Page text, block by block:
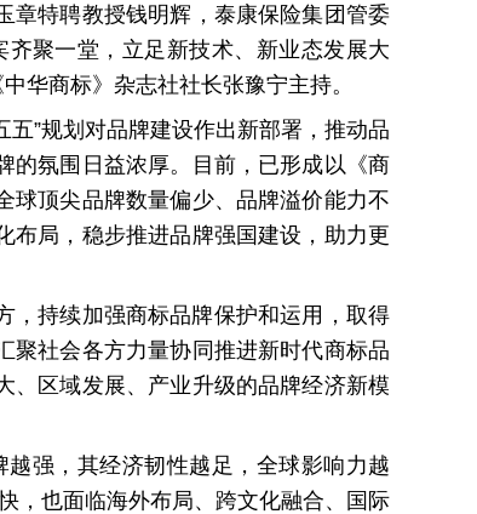
章特聘教授钱明辉，泰康保险集团管委
聚一堂，立足新技术、新业态发展大
华商标》杂志社社长张豫宁主持。
”规划对品牌建设作出新部署，推动品
的氛围日益浓厚。目前，已形成以《商
球顶尖品牌数量偏少、品牌溢价能力不
布局，稳步推进品牌强国建设，助力更
，持续加强商标品牌保护和运用，取得
聚社会各方力量协同推进新时代商标品
、区域发展、产业升级的品牌经济新模
强，其经济韧性越足，全球影响力越
，也面临海外布局、跨文化融合、国际